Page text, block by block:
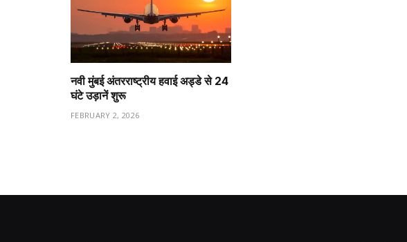
नवी मुंबई अंतरराष्ट्रीय हवाई अड्डे से 24
घंटे उड़ानें शुरू
FEBRUARY 2, 2026